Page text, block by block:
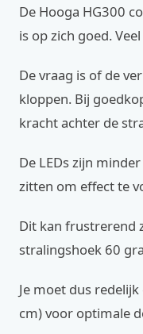
De Hooga HG300
is op zich goed.
De vraag is of de
kloppen. Bij
kracht achter de
De LEDs zijn
zitten om effect te
Dit kan frustrerend
stralingshoek 60
Je moet dus
cm) voor optimale